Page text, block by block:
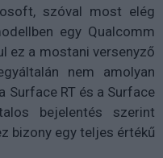
szóval most elég
egy Qualcomm
ez a mostani versenyző
nem amolyan
Surface RT és a Surface
bejelentés szerint
bizony egy teljes értékű